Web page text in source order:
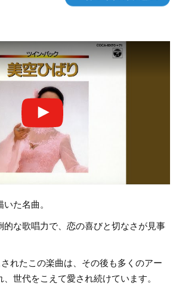
た名曲。
的な歌唱力で、恋の喜びと切なさが見事
れたこの楽曲は、その後も多くのアー
世代をこえて愛され続けています。